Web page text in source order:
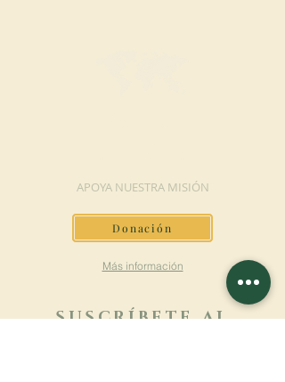
APOYA NUESTRA MISIÓN
Donación
Más información
SUSCRÍBETE AL